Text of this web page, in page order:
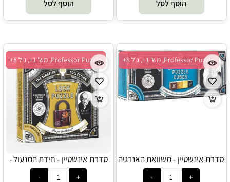
הוסף לסל הוסף לסל
Professor Puzzle, מש' 1+, גיל 8+
סדרת אינשטיין - משוואת האנרגיה
- Professor Puzzle
Professor Puzzle, מש' 1+, גיל 8+
סדרת אינשטיין - חידת המנעול -
Professor Puzzle